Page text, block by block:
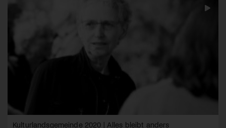
Kulturlandsgemeinde 2020 | Alles bleibt anders